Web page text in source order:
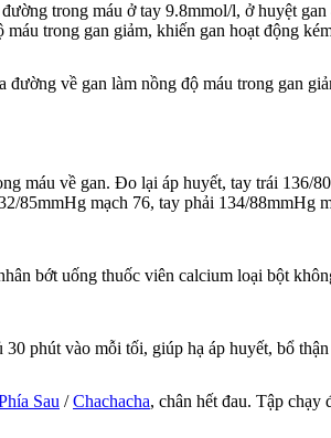
trong máu ở tay 9.8mmol/l, ở huyệt
trong gan giảm, khiến gan hoạt động
về gan làm nồng độ máu trong gan
máu về gan. Đo lại áp huyết, tay trái
mạch 76, tay phải 134/88mmHg
bớt uống thuốc viên calcium loại bột
phút vào mỗi tối, giúp hạ áp huyết, bổ
Sau /Chachacha, chân hết đau. Tập chạy